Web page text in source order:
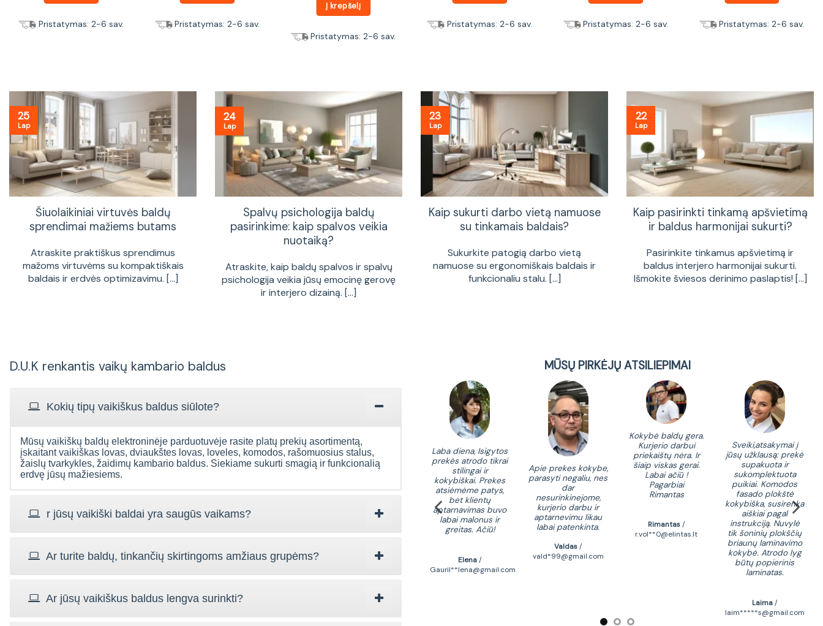
Pristatymas: 2-6 sav. Pristatymas: 2-6 sav.
Į krepšelį
Pristatymas: 2-6 sav.
Pristatymas: 2-6 sav. Pristatymas: 2-6 sav. Pristatymas: 2-6 sav.
Šiuolaikiniai virtuvės baldų
sprendimai mažiems butams
Atraskite praktiškus sprendimus
mažoms virtuvėms su kompaktiškais
baldais ir erdvės optimizavimu. [...]
25
Lap
Spalvų psichologija baldų
pasirinkime: kaip spalvos veikia
nuotaiką?
Atraskite, kaip baldų spalvos ir spalvų
psichologija veikia jūsų emocinę gerovę
ir interjero dizainą. [...]
24
Lap
Kaip sukurti darbo vietą namuose
su tinkamais baldais?
Sukurkite patogią darbo vietą
namuose su ergonomiškais baldais ir
funkcionaliu stalu. [...]
23
Lap
Kaip pasirinkti tinkamą apšvietimą
ir baldus harmonijai sukurti?
Pasirinkite tinkamus apšvietimą ir
baldus interjero harmonijai sukurti.
Išmokite šviesos derinimo paslaptis! [...]
22
Lap
D.U.K renkantis vaikų kambario baldus
Kokių tipų vaikiškus baldus siūlote?
Mūsų vaikiškų baldų elektroninėje parduotuvėje rasite platų prekių asortimentą,
įskaitant vaikiškas lovas, dviaukštes lovas, loveles, komodos, rašomuosius stalus,
žaislų tvarkykles, žaidimų kambario baldus. Siekiame sukurti smagią ir funkcionalią
erdvę jūsų mažiesiems.
r jūsų vaikiški baldai yra saugūs vaikams?
Ar turite baldų, tinkančių skirtingoms amžiaus grupėms?
Ar jūsų vaikiškus baldus lengva surinkti?
MŪSŲ PIRKĖJŲ ATSILIEPIMAI
Laba diena, Isigytos
prekės atrodo tikrai
stilingai ir
kokybiškai. Prekes
atsiėmėme patys,
bet klientų
aptarnavimas buvo
labai malonus ir
greitas. Ačiū!
Elena /
Gauril**lena@gmail.com
Apie prekes kokybe,
parasyti negaliu, nes
dar
nesurinkinejome,
kurjerio darbu ir
aptarnevimu likau
labai patenkinta.
Valdas /
vald*99@gmail.com
Kokybė baldų gera.
Kurjerio darbui
priekaištų nėra. Ir
šiaip viskas gerai.
Labai ačiū !
Pagarbiai
Rimantas
Rimantas /
r.vol**0@elintas.lt
Sveiki,atsakymai į
jūsų užklausą: prekė
supakuota ir
sukomplektuota
puikiai. Komodos
fasado plokštė
kokybiška, susirenka
aiškiai pagal
instrukciją. Nuvylė
tik šoninių plokščių
briaunų laminavimo
kokybė. Atrodo lyg
būtų popierinis
laminatas.
Laima /
laim*****s@gmail.com
Laba diena, Apie
įsigyto daikto kokybę
sunku spręsti.
Kurjerio darbas puikus.
Jūsų aptarnavimui
Gediminas /
valč**0@inbox.lt
Laba diena,
Ačiū už greitą ir malonų
aptarnavimą, tiek
Sveiki,atsakymai į jūsų
užklausą: prekė
supakuota ir
būtų popierinis
laminatas.
Laba diena , perku iš
jūsų jau ne pirmą baldą.
Kokybei priekaištų
Ypač dėkinga kurjeriui
daiva.kis****@gmail.com